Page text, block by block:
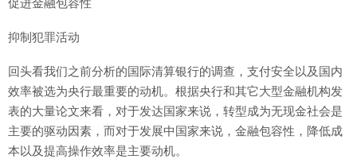
促进金融包容性
抑制犯罪活动
回头看我们之前分析的国际清算银行的调查，支付安全以及国内
效率被选为央行最重要的动机。根据央行和其它大型金融机构发
表的大量论文来看，对于发达国家来说，转型成为无现金社会是
主要的驱动因素，而对于发展中国家来说，金融包容性，降低成
本以及提高操作效率是主要动机。